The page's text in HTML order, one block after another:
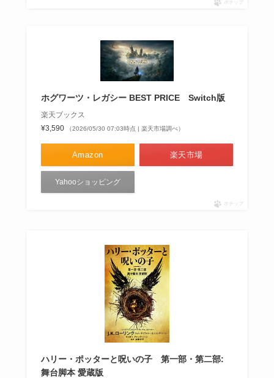
ポチップ
ホグワーツ・レガシー BEST PRICE Switch版
楽天ブックス
¥3,590
（2026/05/30 07:03時点 | 楽天市場調べ）
Amazon 楽天市場
Yahooショッピング
ポチップ
ハリー・ポッターと呪いの子 第一部・第二部:
舞台脚本 愛蔵版